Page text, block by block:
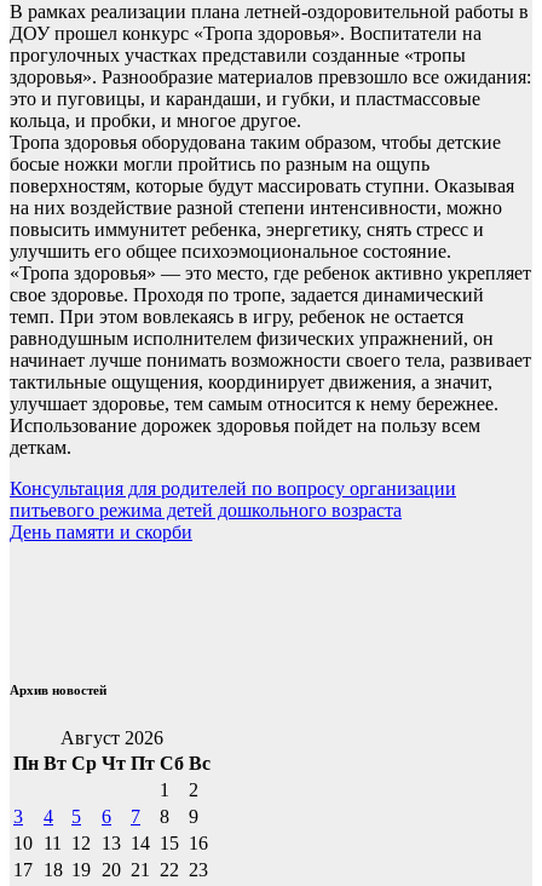
В рамках реализации плана летней-оздоровительной работы в
ДОУ прошел конкурс «Тропа здоровья». Воспитатели на
прогулочных участках представили созданные «тропы
здоровья». Разнообразие материалов превзошло все ожидания:
это и пуговицы, и карандаши, и губки, и пластмассовые
кольца, и пробки, и многое другое.
Тропа здоровья оборудована таким образом, чтобы детские
босые ножки могли пройтись по разным на ощупь
поверхностям, которые будут массировать ступни. Оказывая
на них воздействие разной степени интенсивности, можно
повысить иммунитет ребенка, энергетику, снять стресс и
улучшить его общее психоэмоциональное состояние.
«Тропа здоровья» — это место, где ребенок активно укрепляет
свое здоровье. Проходя по тропе, задается динамический
темп. При этом вовлекаясь в игру, ребенок не остается
равнодушным исполнителем физических упражнений, он
начинает лучше понимать возможности своего тела, развивает
тактильные ощущения, координирует движения, а значит,
улучшает здоровье, тем самым относится к нему бережнее.
Использование дорожек здоровья пойдет на пользу всем
деткам.
Навигация
по
Консультация для родителей по вопросу организации
питьевого режима детей дошкольного возраста
День памяти и скорби
Архив новостей
Август 2026
Пн Вт Ср Чт Пт Сб Вс
1
2
3
4 5 6 7 8
9
10 11 12 13 14 15 16
17 18 19 20 21 22 23